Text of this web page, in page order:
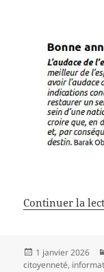
Continuer la
Publié
le
1 janvier 2026
citoyenneté,